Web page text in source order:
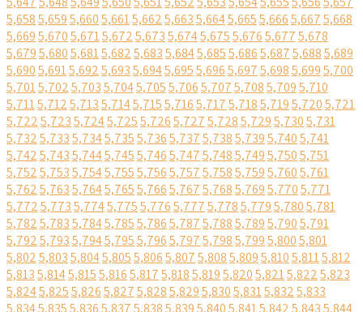
5,6585,6595,6605,6615,6625,6635,6645,6655,6665,6675,668
5,6695,6705,6715,6725,6735,6745,6755,6765,6775,678
5,6795,6805,6815,6825,6835,6845,6855,6865,6875,6885,689
5,6905,6915,6925,6935,6945,6955,6965,6975,6985,6995,700
5,7015,7025,7035,7045,7055,7065,7075,7085,7095,710
5,7115,7125,7135,7145,7155,7165,7175,7185,7195,7205,721
5,7225,7235,7245,7255,7265,7275,7285,7295,7305,731
5,7325,7335,7345,7355,7365,7375,7385,7395,7405,741
5,7425,7435,7445,7455,7465,7475,7485,7495,7505,751
5,7525,7535,7545,7555,7565,7575,7585,7595,7605,761
5,7625,7635,7645,7655,7665,7675,7685,7695,7705,771
5,7725,7735,7745,7755,7765,7775,7785,7795,7805,781
5,7825,7835,7845,7855,7865,7875,7885,7895,7905,791
5,7925,7935,7945,7955,7965,7975,7985,7995,8005,801
5,8025,8035,8045,8055,8065,8075,8085,8095,8105,8115,812
5,8135,8145,8155,8165,8175,8185,8195,8205,8215,8225,823
5,8245,8255,8265,8275,8285,8295,8305,8315,8325,833